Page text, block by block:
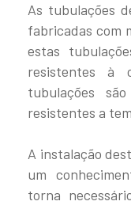
As tubulações
fabricadas com
estas
resistentes à
tubulações
resistentes a
A instalação
um
torna